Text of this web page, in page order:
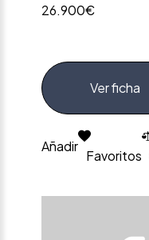
26.900€
Ver ficha
Añadir
Favoritos